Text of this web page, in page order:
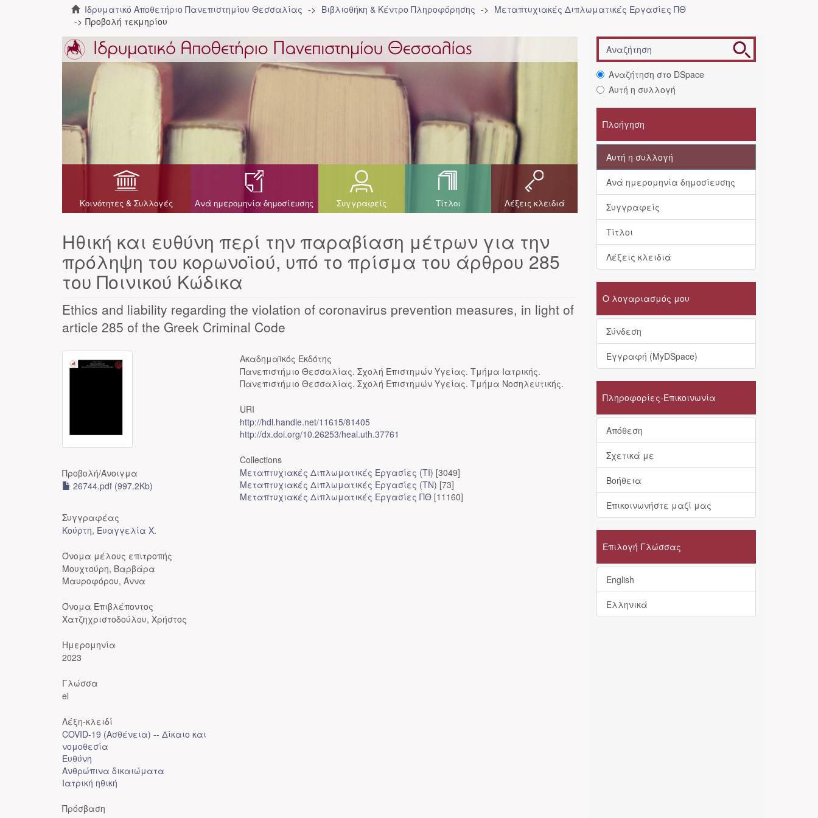
Ιδρυματικό Αποθετήριο Πανεπιστημίου Θεσσαλίας Βιβλιοθήκη & Κέντρο Πληροφόρησης
Μεταπτυχιακές Διπλωματικές Εργασίες ΠΘ
Προβολή τεκμηρίου
Κοινότητες & Συλλογές Ανά ημερομηνία δημοσίευσης Συγγραφείς Τίτλοι Λέξεις κλειδιά
Ηθική και ευθύνη περί την παραβίαση μέτρων για την
πρόληψη του κορωνοϊού, υπό το πρίσμα του άρθρου 285
του Ποινικού Κώδικα
Ethics and liability regarding the violation of coronavirus prevention measures, in light of
article 285 of the Greek Criminal Code
Προβολή/Άνοιγμα
26744.pdf (997.2Kb)
Συγγραφέας
Κούρτη, Ευαγγελία Χ.
Όνομα μέλους επιτροπής
Μουχτούρη, Βαρβάρα
Μαυροφόρου, Άννα
Όνομα Επιβλέποντος
Χατζηχριστοδούλου, Χρήστος
Ημερομηνία
2023
Γλώσσα
el
Λέξη-κλειδί
COVID-19 (Ασθένεια) -- Δίκαιο και
νομοθεσία
Ευθύνη
Ανθρώπινα δικαιώματα
Ιατρική ηθική
Πρόσβαση
Ακαδημαϊκός Εκδότης
Πανεπιστήμιο Θεσσαλίας. Σχολή Επιστημών Υγείας. Τμήμα Ιατρικής.
Πανεπιστήμιο Θεσσαλίας. Σχολή Επιστημών Υγείας. Τμήμα Νοσηλευτικής.
URI
http://hdl.handle.net/11615/81405
http://dx.doi.org/10.26253/heal.uth.37761
Collections
Μεταπτυχιακές Διπλωματικές Εργασίες (ΤΙ) [3049]
Μεταπτυχιακές Διπλωματικές Εργασίες (ΤΝ) [73]
Μεταπτυχιακές Διπλωματικές Εργασίες ΠΘ [11160]
Αναζήτηση στο DSpace
Αυτή η συλλογή
Πλοήγηση
Αυτή η συλλογή
Ανά ημερομηνία δημοσίευσης
Συγγραφείς
Τίτλοι
Λέξεις κλειδιά
Ο λογαριασμός μου
Σύνδεση
Εγγραφή (MyDSpace)
Πληροφορίες-Επικοινωνία
Απόθεση
Σχετικά με
Βοήθεια
Επικοινωνήστε μαζί μας
Επιλογή Γλώσσας
English
Ελληνικά